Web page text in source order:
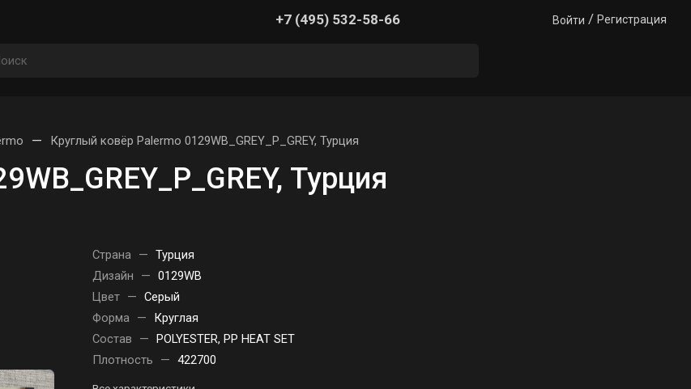
+7 (495) 532-58-66 Войти / Регистрация
— Круглый ковёр Palermo 0129WB_GREY_P_GREY, Турция
Турция
Страна — Турция
Дизайн
— 0129WB
Цвет — Серый
Форма —
Круглая
Состав
— POLYESTER, PP HEAT SET
Плотность
— 422700